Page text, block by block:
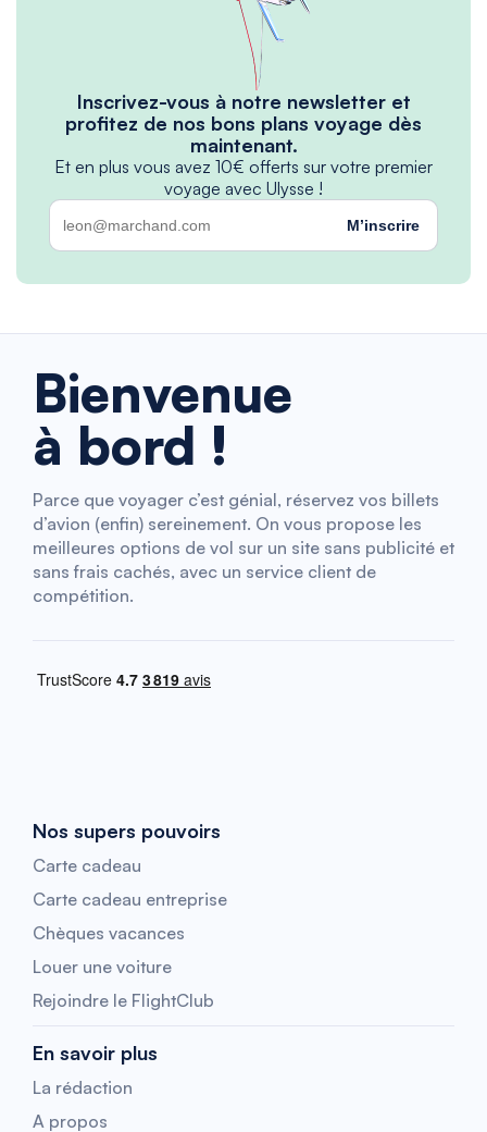
Inscrivez-vous à notre newsletter et
profitez de nos bons plans voyage dès
maintenant.
Et en plus vous avez 10€ offerts sur votre premier
voyage avec Ulysse !
M’inscrire
Bienvenue
à bord !
Parce que voyager c’est génial, réservez vos billets
d’avion (enfin) sereinement. On vous propose les
meilleures options de vol sur un site sans publicité et
sans frais cachés, avec un service client de
compétition.
Nos supers pouvoirs
Carte cadeau
Carte cadeau entreprise
Chèques vacances
Louer une voiture
Rejoindre le FlightClub
En savoir plus
La rédaction
A propos